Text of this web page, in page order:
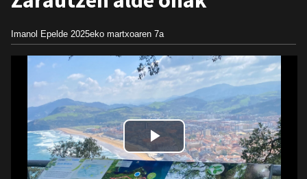
Imanol Epelde 2025eko martxoaren 7a